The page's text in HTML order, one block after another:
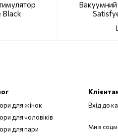
Black
Вакуумний
для жінок
для чоловіків
для пари
Вхід до
Ми в